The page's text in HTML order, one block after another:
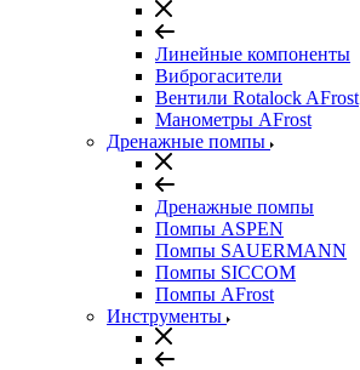
Линейные компоненты
Виброгасители
Вентили Rotalock AFrost
Манометры AFrost
Дренажные помпы
Дренажные помпы
Помпы ASPEN
Помпы SAUERMANN
Помпы SICCOM
Помпы AFrost
Инструменты